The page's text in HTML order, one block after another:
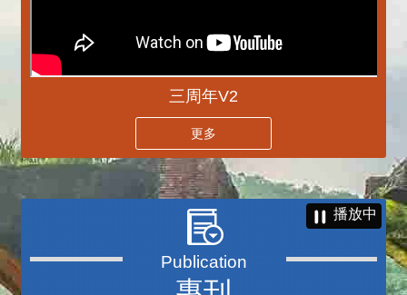
三周年V2
更多
播放中